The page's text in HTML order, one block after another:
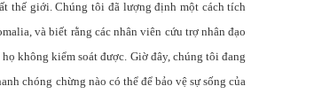
thế giới. Chúng tôi đã lượng định một cách tích
và biết rằng các nhân viên cứu trợ nhân đạo
không kiểm soát được. Giờ đây, chúng tôi đang
chóng chừng nào có thể để bảo vệ sự sống của